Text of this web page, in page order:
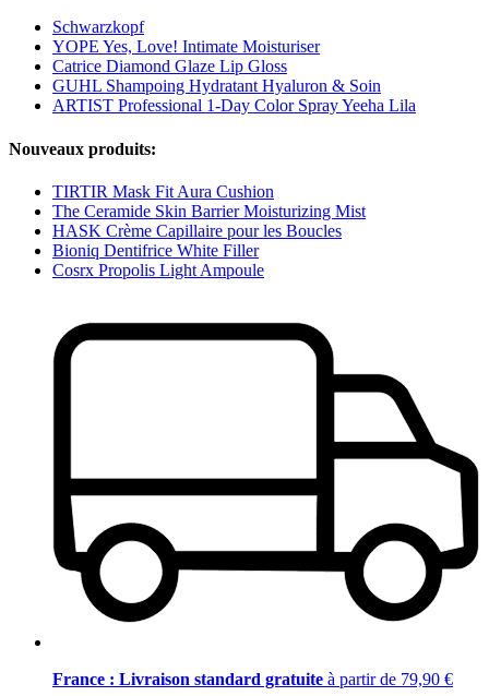
Schwarzkopf
YOPE Yes, Love! Intimate Moisturiser
Catrice Diamond Glaze Lip Gloss
GUHL Shampoing Hydratant Hyaluron & Soin
ARTIST Professional 1-Day Color Spray Yeeha Lila
Nouveaux produits:
TIRTIR Mask Fit Aura Cushion
The Ceramide Skin Barrier Moisturizing Mist
HASK Crème Capillaire pour les Boucles
Bioniq Dentifrice White Filler
Cosrx Propolis Light Ampoule
France : Livraison standard gratuite à partir de 79,90 €